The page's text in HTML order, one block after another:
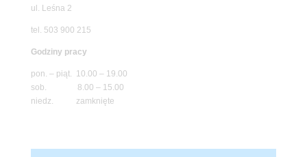
ul. Leśna 2
tel. 503 900 215
Godziny pracy
pon. – piąt. 10.00 – 19.00
sob. 8.00 – 15.00
niedz. zamknięte